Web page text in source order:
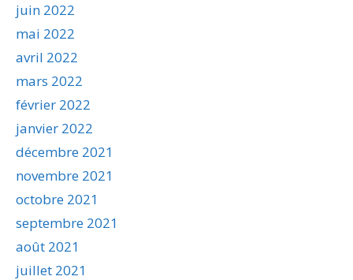
juin 2022
mai 2022
avril 2022
mars 2022
février 2022
janvier 2022
décembre 2021
novembre 2021
octobre 2021
septembre 2021
août 2021
juillet 2021